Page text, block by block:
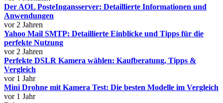
Der AOL PosteIngansserver: Detaillierte Informationen und
Anwendungen
vor 2 Jahren
Yahoo Mail SMTP: Detaillierte Einblicke und Tipps für die
perfekte Nutzung
vor 2 Jahren
Perfekte DSLR Kamera wählen: Kaufberatung, Tipps &
Vergleich
vor 1 Jahr
Mini Drohne mit Kamera Test: Die besten Modelle im Vergleich
vor 1 Jahr